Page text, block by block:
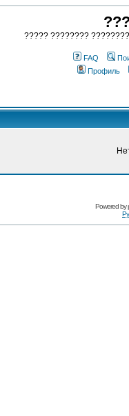
????? ????????
FAQ
Профиль
Powered by